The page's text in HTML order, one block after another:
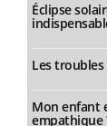
Éclipse
Les
Mon enfant
empathique